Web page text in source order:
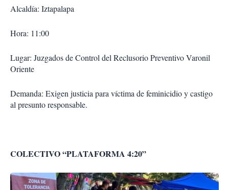
Alcaldía: Iztapalapa
Hora: 11:00
Lugar: Juzgados de Control del Reclusorio Preventivo Varonil
Oriente
Demanda: Exigen justicia para víctima de feminicidio y castigo
al presunto responsable.
COLECTIVO “PLATAFORMA 4:20”